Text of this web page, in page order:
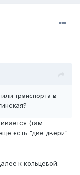
транспорта в
(там
есть "две двери"
к кольцевой.